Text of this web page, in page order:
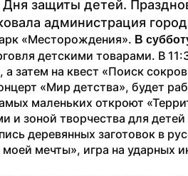
защиты детей.
администрация
«Месторождения». В
детскими товарами. В
а затем на квест «Поиск
«Мир детства», будет
маленьких откроют
и зоной творчества для
деревянных заготовок в
мечты», игра на ударных